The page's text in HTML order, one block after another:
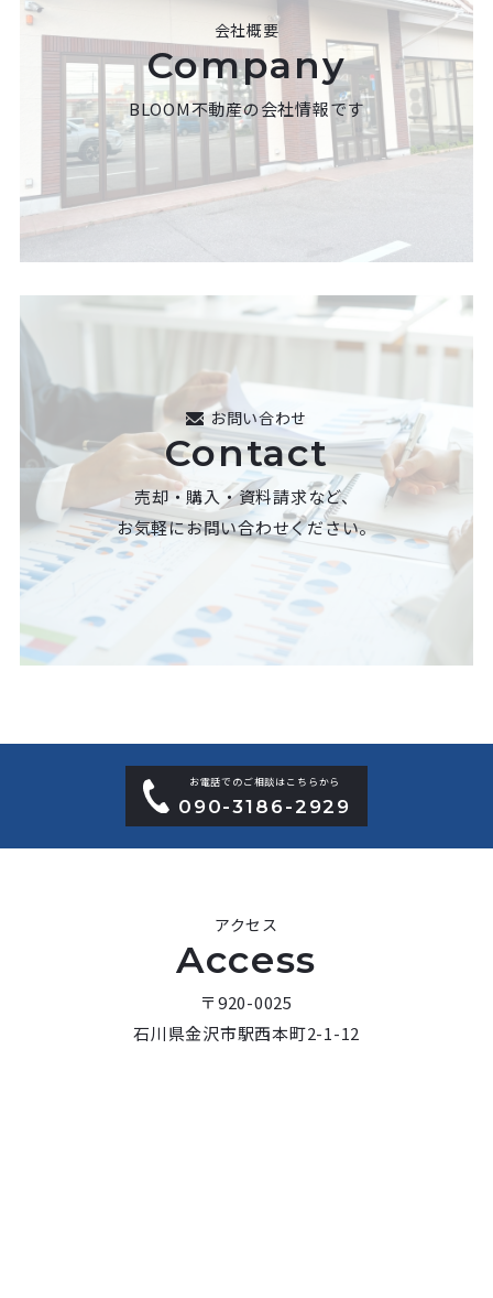
会社概要
Company
BLOOM不動産の会社情報です
お問い合わせ
Contact
売却・購入・資料請求など、
お気軽にお問い合わせください。
お電話でのご相談はこちらから
090-3186-2929
アクセス
Access
〒920-0025
石川県金沢市駅西本町2-1-12